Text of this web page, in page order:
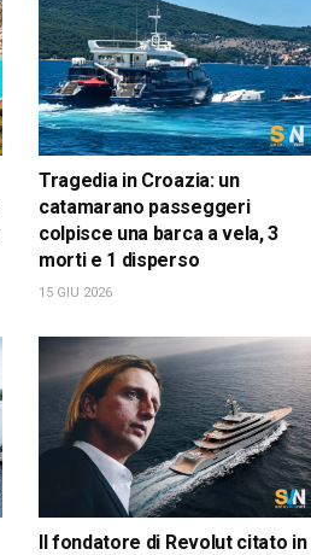
Tragedia in Croazia: un
catamarano passeggeri
colpisce una barca a vela, 3
morti e 1 disperso
15 GIU 2026
Il fondatore di Revolut citato in